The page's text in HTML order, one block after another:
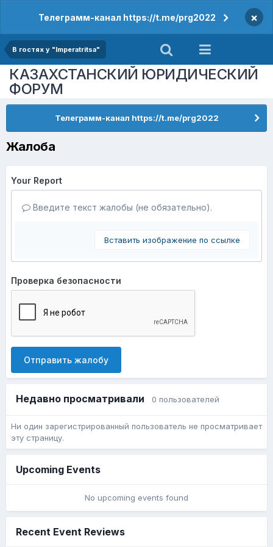
Телеграмм-канал https://t.me/prg2022 ×
В гостях у "Imperatritsa"
КАЗАХСТАНСКИЙ ЮРИДИЧЕСКИЙ
ФОРУМ
Телеграмм-канал https://t.me/prg2022
Жалоба
Your Report
Введите текст жалобы (не обязательно).
Вставить изображение по ссылке
Проверка безопасности
Отправить жалобу
Недавно просматривали 0 пользователей
Ни один зарегистрированный пользователь не просматривает
эту страницу.
Upcoming Events
No upcoming events found
Recent Event Reviews